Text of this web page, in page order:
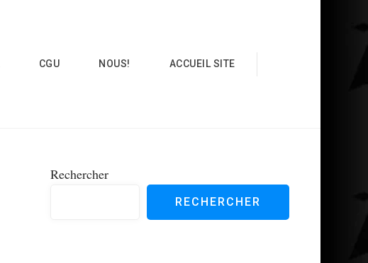
CGU NOUS! ACCUEIL SITE
Rechercher
RECHERCHER